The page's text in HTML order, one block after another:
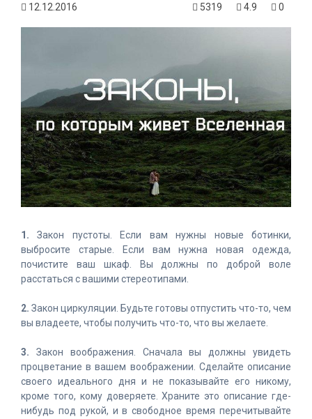
12.12.2016
5319 4.9 0
1. Закон пустоты. Если вам нужны новые ботинки,
выбросите старые. Если вам нужна новая одежда,
почистите ваш шкаф. Вы должны по доброй воле
расстаться с вашими стереотипами.
2. Закон циркуляции. Будьте готовы отпустить что-то, чем
вы владеете, чтобы получить что-то, что вы желаете.
3. Закон воображения. Сначала вы должны увидеть
процветание в вашем воображении. Сделайте описание
своего идеального дня и не показывайте его никому,
кроме того, кому доверяете. Храните это описание где-
нибудь под рукой, и в свободное время перечитывайте